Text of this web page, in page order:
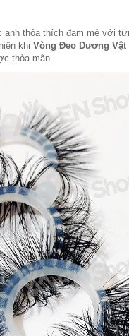
anh thỏa thích đam mê với
khi Vòng Đeo Dương Vật
thỏa mãn.